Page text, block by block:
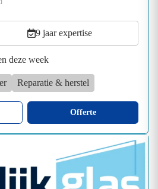
9 jaar expertise
deze week
Reparatie & herstel
Offerte